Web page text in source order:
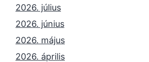
2026. július
2026. június
2026. május
2026. április